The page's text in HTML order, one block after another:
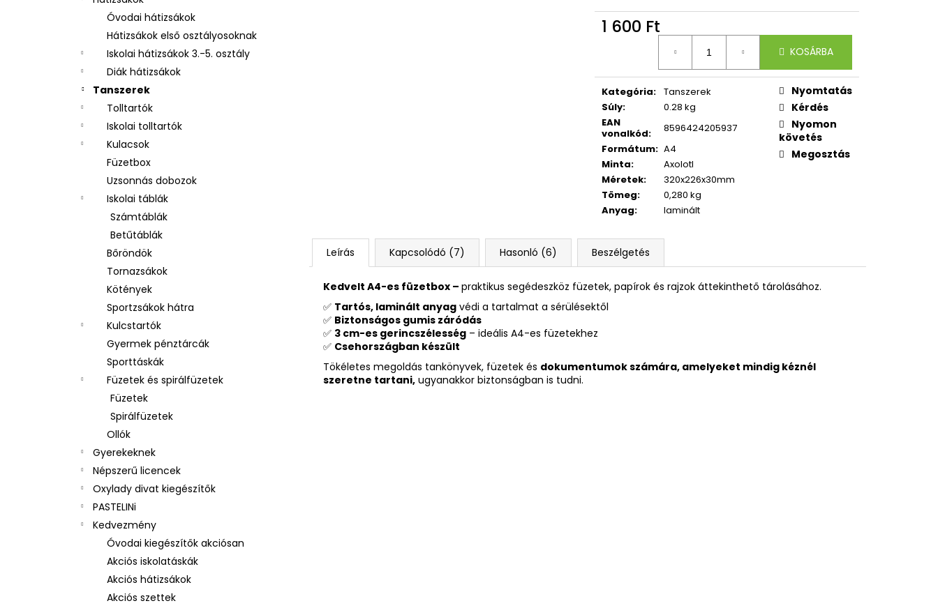
Óvodai hátizsákok
Hátizsákok első osztályosoknak
Iskolai hátizsákok 3.-5. osztály
Diák hátizsákok
Tanszerek
Tolltartók
Iskolai tolltartók
Kulacsok
Füzetbox
Uzsonnás dobozok
Iskolai táblák
Számtáblák
Betűtáblák
Bőröndök
Tornazsákok
Kötények
Sportzsákok hátra
Kulcstartók
Gyermek pénztárcák
Sporttáskák
Füzetek és spirálfüzetek
Füzetek
Spirálfüzetek
Ollók
Gyerekeknek
Népszerű licencek
Oxylady divat kiegészítők
PASTELINi
Kedvezmény
Óvodai kiegészítők akciósan
Akciós iskolatáskák
Akciós hátizsákok
Akciós szettek
1 600 Ft
KOSÁRBA
Kategória: Tanszerek
Súly:
0.28 kg
EAN
vonalkód:
8596424205937
Formátum: A4
Minta:
Axolotl
Méretek:
320x226x30mm
Tömeg:
0,280 kg
Anyag: laminált
Nyomtatás
Kérdés
Nyomon
követés
Megosztás
Leírás Kapcsolódó (7) Hasonló (6) Beszélgetés
Kedvelt A4-es füzetbox – praktikus segédeszköz füzetek, papírok és rajzok áttekinthető tárolásához.
✅ Tartós, laminált anyag védi a tartalmat a sérülésektől
✅ Biztonságos gumis záródás
✅ 3 cm-es gerincszélesség – ideális A4-es füzetekhez
✅ Csehországban készült
Tökéletes megoldás tankönyvek, füzetek és dokumentumok számára, amelyeket mindig kéznél
szeretne tartani, ugyanakkor biztonságban is tudni.
UZSONNÁS DOBOZ REKESSZEL LÓ
ROMANTIC HORSE GIRL
2 250 Ft